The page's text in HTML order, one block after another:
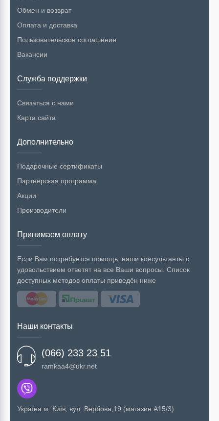
Обмен и возврат
Оплата и доставка
Пользовательское соглашение
Вакансии
Служба поддержки
Связаться с нами
Карта сайта
Дополнительно
Подарочные сертификаты
Партнёрская программа
Акции
Производители
Принимаем оплату
Если Вам потребуется помощь, наши консультанты с
удовольствием ответят на все Ваши вопросы. Список
доступных методов оплаты приведён ниже
Наши контакты
(066) 233 23 51
ramkaa4@ukr.net
Українa м. Київ, вул. Вербова,19 (магазин А15/3)